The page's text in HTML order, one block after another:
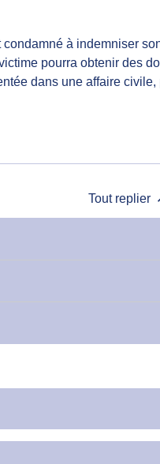
à indemniser
pourra obtenir des
dans une affaire civile,
Tout replier